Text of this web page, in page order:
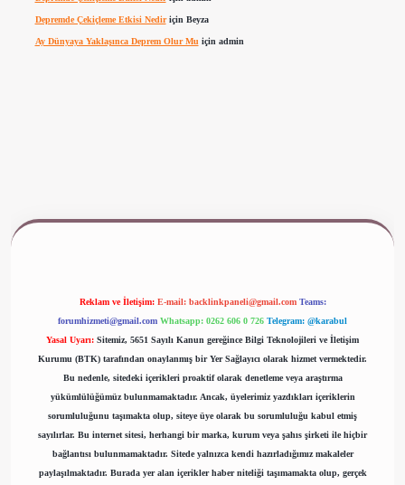
Depremde Çekiçleme Etkisi Nediriçin Beyza
Ay Dünyaya Yaklaşınca Deprem Olur Mu için admin
Reklam ve İletişim: E-mail: backlinkpaneli@gmail.com Teams:
forumhizmeti@gmail.com Whatsapp: 0262 606 0 726 Telegram: @karabul
Yasal Uyarı: Sitemiz, 5651 Sayılı Kanun gereğince Bilgi Teknolojileri ve İletişim
Kurumu (BTK) tarafından onaylanmış bir Yer Sağlayıcı olarak hizmet vermektedir.
Bu nedenle, sitedeki içerikleri proaktif olarak denetleme veya araştırma
yükümlülüğümüz bulunmamaktadır. Ancak, üyelerimiz yazdıkları içeriklerin
sorumluluğunu taşımakta olup, siteye üye olarak bu sorumluluğu kabul etmiş
sayılırlar. Bu internet sitesi, herhangi bir marka, kurum veya şahıs şirketi ile hiçbir
bağlantısı bulunmamaktadır. Sitede yalnızca kendi hazırladığımız makaleler
paylaşılmaktadır. Burada yer alan içerikler haber niteliği taşımamakta olup, gerçek